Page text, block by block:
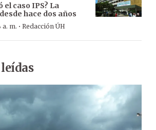
el caso IPS? La
hace dos años
a. m. · Redacción ÚH